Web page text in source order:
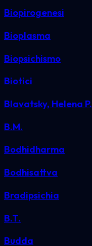
Biopirogenesi
Bioplasma
Biopsichismo
Biotici
Blavatsky, Helena P.
B.M.
Bodhidharma
Bodhisattva
Bradipsichia
B.T.
Budda